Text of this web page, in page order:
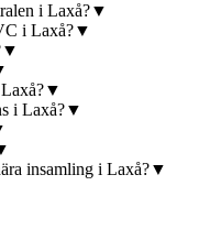
i Laxå?▼
i Laxå?▼
▼
▼
i Laxå?▼
insamling i Laxå?▼